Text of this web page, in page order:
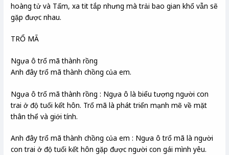
hoàng tử và Tấm, xa tit tắp nhưng mà trải bao gian khổ vẫn sẽ
gặp được nhau.
TRỔ MÃ
Ngựa ô trổ mã thành rồng
Anh đây trổ mã thành chồng của em.
Ngựa ô trổ mã thành rồng : Ngựa ô là biểu tượng người con
trai ở độ tuổi kết hôn. Trổ mã là phát triển mạnh mẽ về mặt
thân thể và giới tính.
Anh đây trổ mã thành chồng của em : Ngưa ô trổ mã là người
con trai ở độ tuổi kết hôn gặp được người con gái mình yêu.